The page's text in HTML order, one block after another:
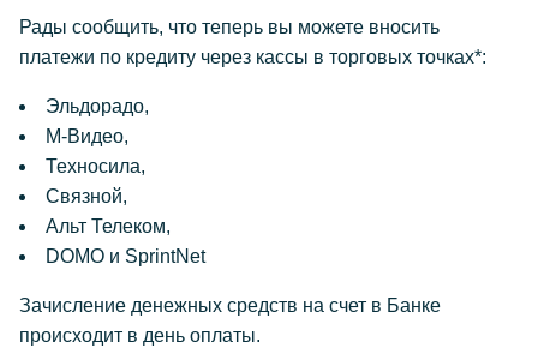
Рады сообщить, что теперь вы можете вносить
платежи по кредиту через кассы в торговых точках*:
Эльдорадо,
М-Видео,
Техносила,
Связной,
Альт Телеком,
DOMO и SprintNet
Зачисление денежных средств на счет в Банке
происходит в день оплаты.